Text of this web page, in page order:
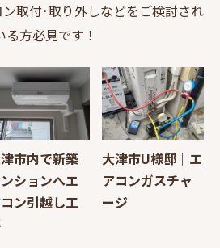
取付･取り外しなどをご検討され
る方必見です！
市内で新築
ションへエ
ン引越し工
大津市U様邸｜エ
アコンガスチャ
ージ